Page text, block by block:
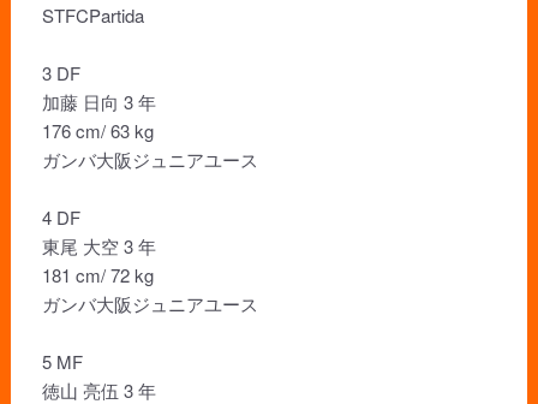
STFCPartida
3 DF
加藤 日向 3 年
176 cm/ 63 kg
ガンバ大阪ジュニアユース
4 DF
東尾 大空 3 年
181 cm/ 72 kg
ガンバ大阪ジュニアユース
5 MF
徳山 亮伍 3 年